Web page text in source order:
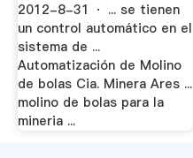
2012-8-31 · ... se tienen
un control automático en el
sistema de ...
Automatización de Molino
de bolas Cia. Minera Ares ...
molino de bolas para la
mineria ...